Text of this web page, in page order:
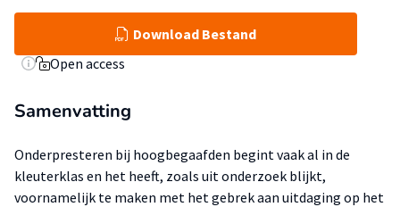
Download Bestand
Open access
Samenvatting
Onderpresteren bij hoogbegaafden begint vaak al in de
kleuterklas en het heeft, zoals uit onderzoek blijkt,
voornamelijk te maken met het gebrek aan uitdaging op het